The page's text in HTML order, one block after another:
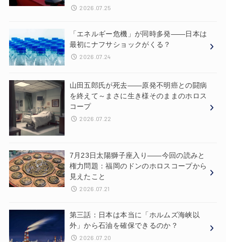
2026.07.25
「エネルギー危機」が同時多発——日本は
最初にナフサショックがくる？
2026.07.24
山田五郎氏が死去——原発不明癌との闘病
を終えて～まさに生き様そのままのホロス
コープ
2026.07.22
7月23日太陽獅子座入り——今回の読みと
権力問題：福岡のドンのホロスコープから
見えたこと
2026.07.21
第三話：日本は本当に「ホルムズ海峡以
外」から石油を確保できるのか？
2026.07.20